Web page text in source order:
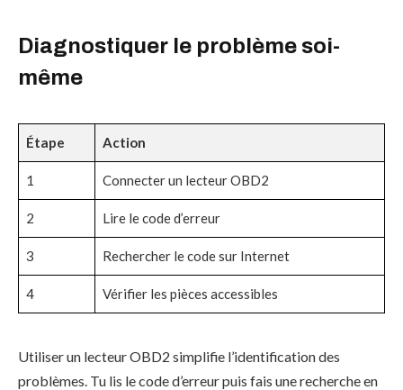
Diagnostiquer le problème soi-
même
Étape Action
1 Connecter un lecteur OBD2
2 Lire le code d’erreur
3 Rechercher le code sur Internet
4 Vérifier les pièces accessibles
Utiliser un lecteur OBD2 simplifie l’identification des
problèmes. Tu lis le code d’erreur puis fais une recherche en